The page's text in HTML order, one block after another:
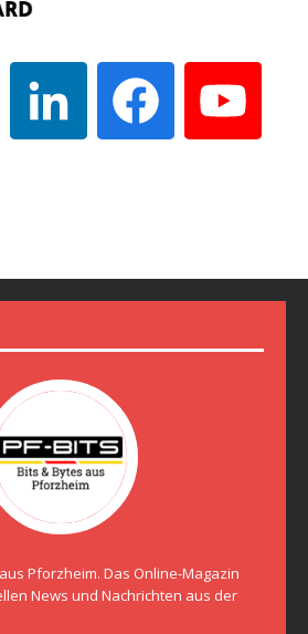
aus Pforzheim. Das Online-Magazin
News und Nachrichten aus der